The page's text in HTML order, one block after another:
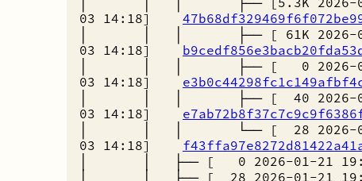
03 14:18]
│ │ │ ├── [ 61K 2026-
03 14:18]
│ │ │ ├── [ 0 2026-
03 14:18]
│ │ │ ├── [ 40 2026-
03 14:18]
│ │ │ └── [ 28 2026-
03 14:18]
│ │ ├── [ 0 2026-01-21
│ │ ├── [ 28 2026-01-21